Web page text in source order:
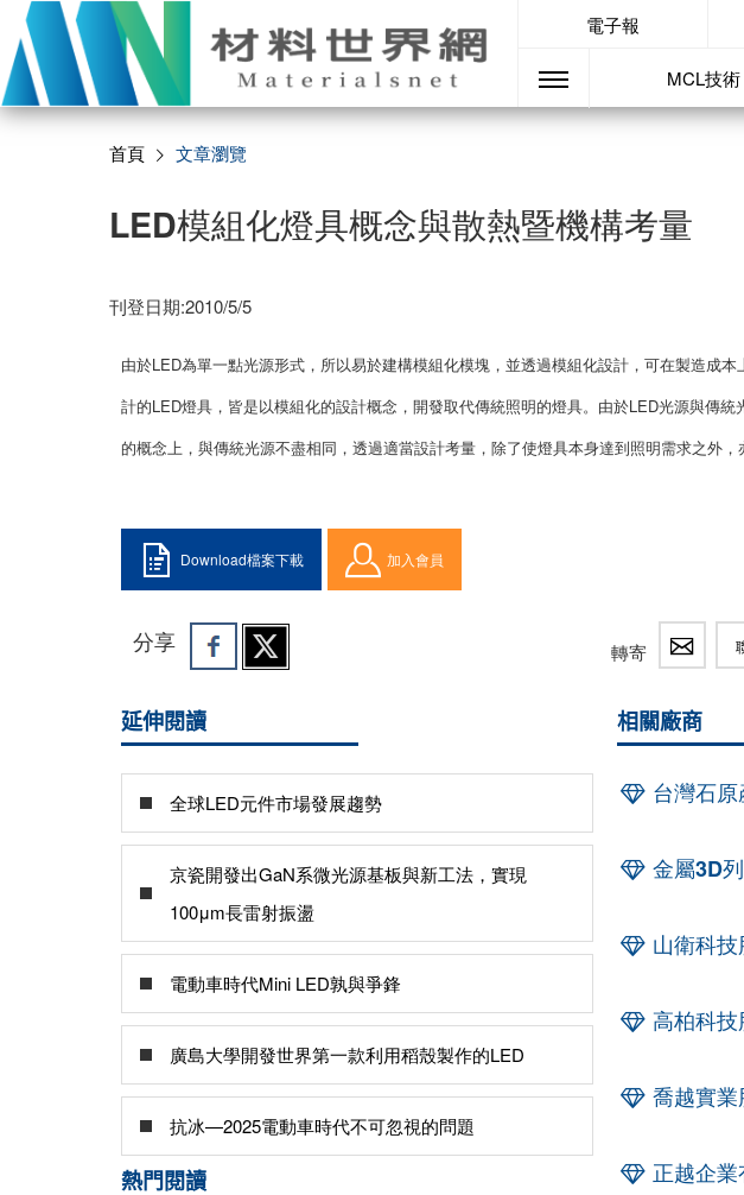
電子報
MCL技術
首頁 文章瀏覽
LED模組化燈具概念與散熱暨機構考量
刊登日期:2010/5/5
由於LED為單一點光源形式，所以易於建構模組化模塊，並透過模組化設計，可在製造成
計的LED燈具，皆是以模組化的設計概念，開發取代傳統照明的燈具。由於LED光源與傳
的概念上，與傳統光源不盡相同，透過適當設計考量，除了使燈具本身達到照明需求之外，
Download檔案下載 加入會員
分享 轉寄
延伸閱讀
全球LED元件市場發展趨勢
京瓷開發出GaN系微光源基板與新工法，實現
100μm長雷射振盪
電動車時代Mini LED孰與爭鋒
廣島大學開發世界第一款利用稻殼製作的LED
抗冰—2025電動車時代不可忽視的問題
熱門閱讀
相關廠商
台灣石
金屬3D
山衛科
高柏科技
喬越實業
正越企業